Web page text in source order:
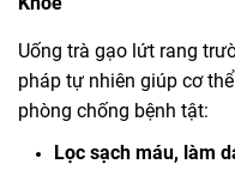
Uống trà gạo lứt rang
pháp tự nhiên giúp cơ
phòng chống bệnh tật:
Lọc sạch máu, làm